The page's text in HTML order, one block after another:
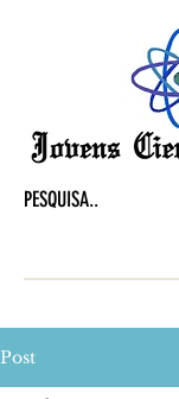
Post